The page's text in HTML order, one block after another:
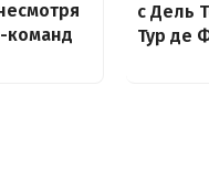
команд
с Дель
Тур де